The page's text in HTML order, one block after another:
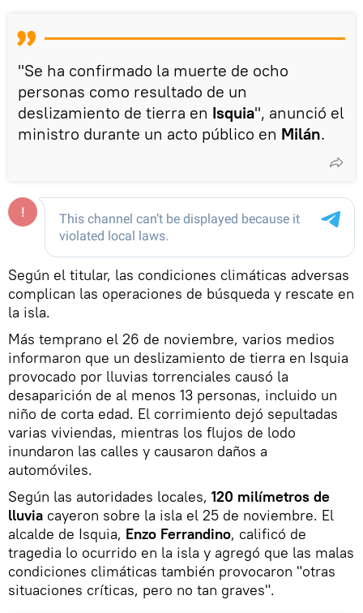
"Se ha confirmado la muerte de ocho
personas como resultado de un
deslizamiento de tierra en Isquia", anunció el
ministro durante un acto público en Milán.
Según el titular, las condiciones climáticas adversas
complican las operaciones de búsqueda y rescate en
la isla.
Más temprano el 26 de noviembre, varios medios
informaron que un deslizamiento de tierra en Isquia
provocado por lluvias torrenciales causó la
desaparición de al menos 13 personas, incluido un
niño de corta edad. El corrimiento dejó sepultadas
varias viviendas, mientras los flujos de lodo
inundaron las calles y causaron daños a
automóviles.
Según las autoridades locales, 120 milímetros de
lluvia cayeron sobre la isla el 25 de noviembre. El
alcalde de Isquia, Enzo Ferrandino, calificó de
tragedia lo ocurrido en la isla y agregó que las malas
condiciones climáticas también provocaron "otras
situaciones críticas, pero no tan graves".